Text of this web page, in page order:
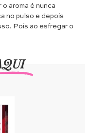
aroma é nunca
no pulso e depois
Pois ao esfregar o